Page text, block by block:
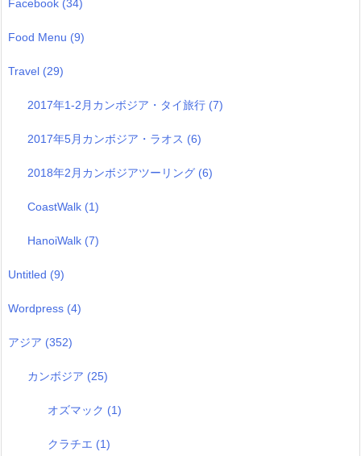
Facebook (34)
Food Menu (9)
Travel (29)
2017年1-2月カンボジア・タイ旅行 (7)
2017年5月カンボジア・ラオス (6)
2018年2月カンボジアツーリング (6)
CoastWalk (1)
HanoiWalk (7)
Untitled (9)
Wordpress (4)
アジア (352)
カンボジア (25)
オズマック (1)
クラチエ (1)